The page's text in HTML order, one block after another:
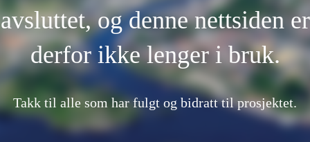
avsluttet, og denne nettsiden er
derfor ikke lenger i bruk.
Takk til alle som har fulgt og bidratt til prosjektet.